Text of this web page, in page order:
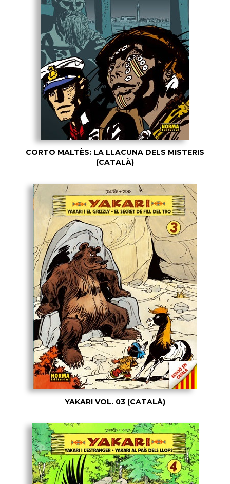
CORTO MALTÈS: LA LLACUNA DELS MISTERIS
(CATALÀ)
YAKARI VOL. 03 (CATALÀ)